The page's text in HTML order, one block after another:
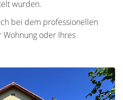
wurden.
bei dem professionellen
Wohnung oder Ihres